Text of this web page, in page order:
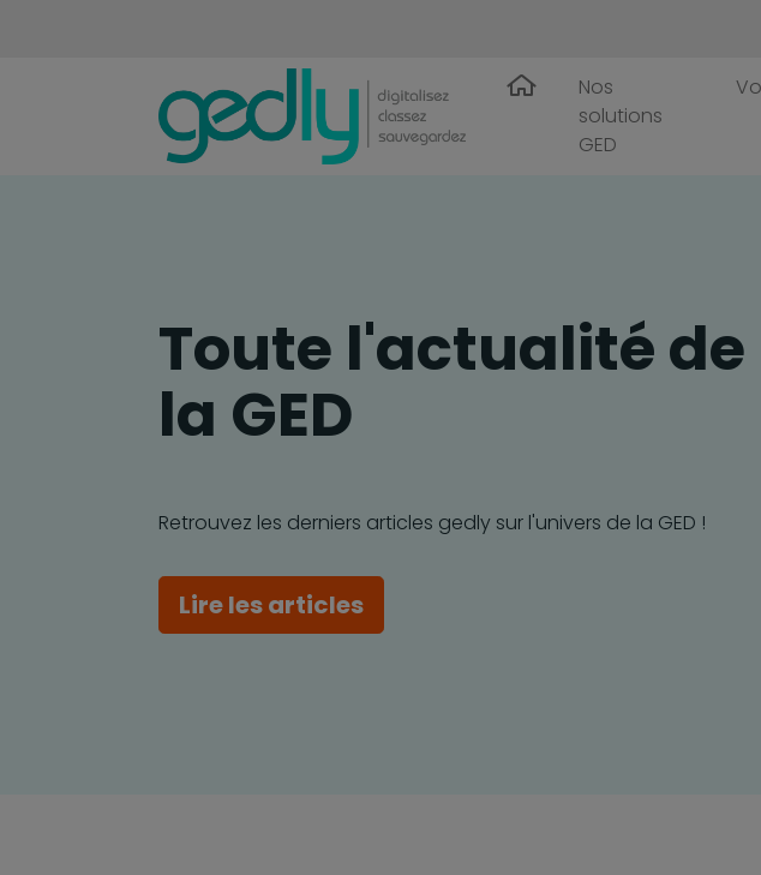
Nos
solutions
GED
Toute l'actualité de
la GED
Retrouvez les derniers articles gedly sur l'univers de la GED !
Lire les articles